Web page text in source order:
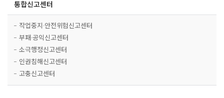
통합신고센터
작업중지·안전위험신고센터
부패·공익신고센터
소극행정신고센터
인권침해신고센터
고충신고센터